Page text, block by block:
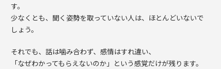
す。
少なくとも、聞く姿勢を取っていない人は、ほとんどいないで
しょう。
それでも、話は噛み合わず、感情はすれ違い、
「なぜわかってもらえないのか」という感覚だけが残ります。